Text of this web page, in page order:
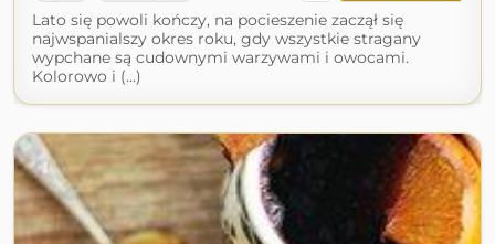
Lato się powoli kończy, na pocieszenie zaczął się
najwspanialszy okres roku, gdy wszystkie stragany
wypchane są cudownymi warzywami i owocami.
Kolorowo i (...)